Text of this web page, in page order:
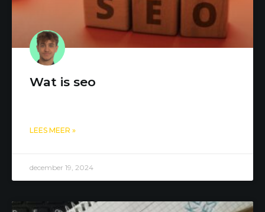
Wat is seo
LEES MEER »
december 19, 2024